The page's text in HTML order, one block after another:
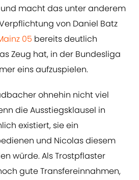
und macht das unter anderem
von Daniel Batz
05 bereits deutlich
Zeug hat, in der Bundesliga
eins aufzuspielen.
ohnehin nicht viel
die Ausstiegsklausel in
existiert, sie ein
und Nicolas diesem
würde. Als Trostpflaster
gute Transfereinnahmen,